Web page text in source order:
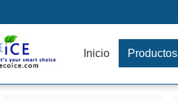
Inicio Productos